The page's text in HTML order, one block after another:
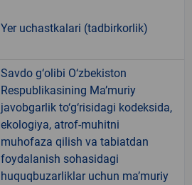
Yer uchastkalari (tadbirkorlik)
Savdo g‘olibi O‘zbekiston
Respublikasining Ma’muriy
javobgarlik to‘g‘risidagi kodeksida,
ekologiya, atrof-muhitni
muhofaza qilish va tabiatdan
foydalanish sohasidagi
huquqbuzarliklar uchun ma’muriy